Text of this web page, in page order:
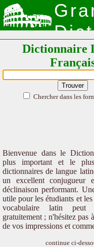
Dictionnaire
Chercher dans les
Bienvenue dans le
plus important et le
dictionnaires de langue
un excellent
déclinaison performant.
utile pour les étudiants et
vocabulaire latin peut
gratuitement ; n'hésitez pas
de vos impressions et
continue ci-